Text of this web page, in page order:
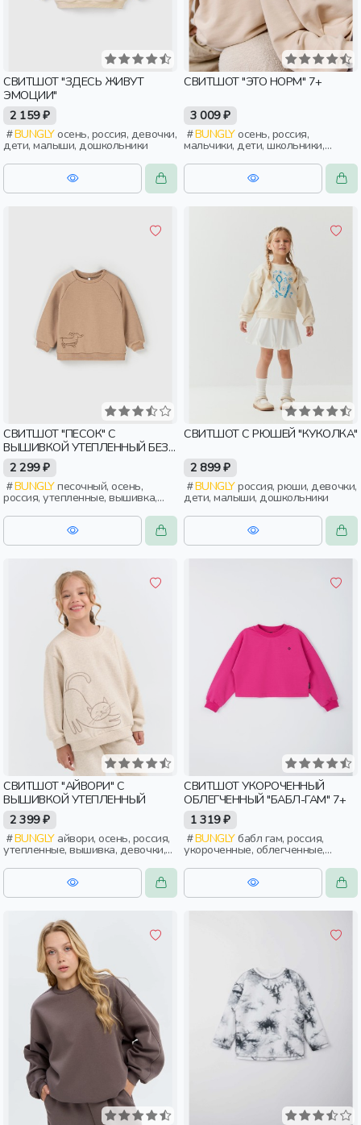
СВИТШОТ "ЗДЕСЬ ЖИВУТ
ЭМОЦИИ"
2 159 ₽
BUNGLYосень, россия, девочки,
дети, малыши, дошкольники
СВИТШОТ "ЭТО НОРМ" 7+
3 009 ₽
BUNGLYосень, россия,
мальчики, дети, школьники,
СВИТШОТ "ПЕСОК" С
ВЫШИВКОЙ УТЕПЛЕННЫЙ БЕЗ
НАЧЕСА
2 299 ₽
BUNGLYпесочный, осень,
россия, утепленные, вышивка,
мальчики, дети, малыши,
дошкольники
СВИТШОТ С РЮШЕЙ "КУКОЛКА"
2 899 ₽
BUNGLYроссия, рюши, девочки,
дети, малыши, дошкольники
СВИТШОТ "АЙВОРИ" С
ВЫШИВКОЙ УТЕПЛЕННЫЙ
2 399 ₽
BUNGLYайвори, осень, россия,
утепленные, вышивка, девочки,
дети, малыши, дошкольники
СВИТШОТ УКОРОЧЕННЫЙ
ОБЛЕГЧЕННЫЙ "БАБЛ-ГАМ" 7+
1 319 ₽
BUNGLYбабл гам, россия,
укороченные, облегченные,
девочки, дети, школьники,
подростки